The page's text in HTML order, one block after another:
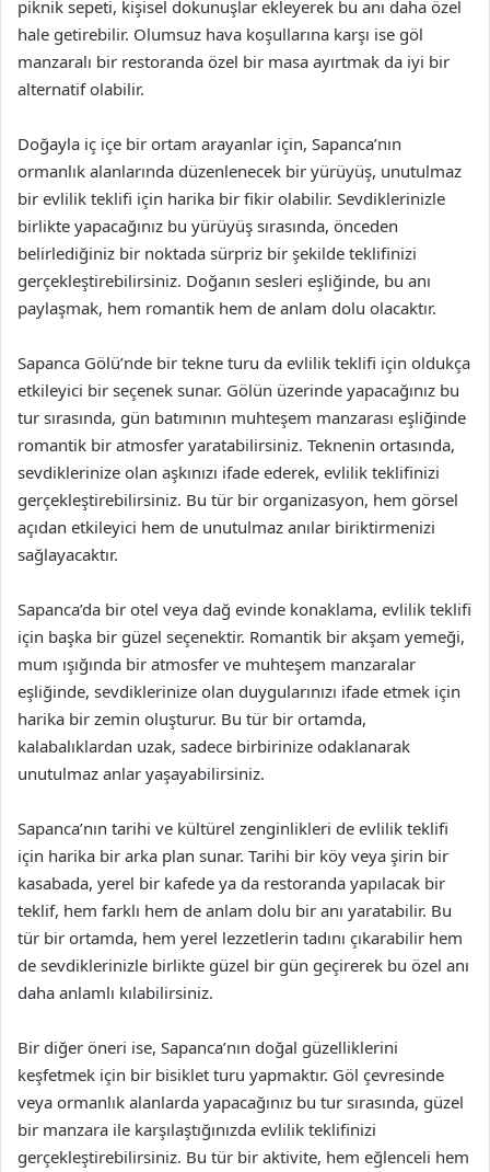
piknik sepeti, kişisel dokunuşlar ekleyerek bu anı daha özel
hale getirebilir. Olumsuz hava koşullarına karşı ise göl
manzaralı bir restoranda özel bir masa ayırtmak da iyi bir
alternatif olabilir.
Doğayla iç içe bir ortam arayanlar için, Sapanca’nın
ormanlık alanlarında düzenlenecek bir yürüyüş, unutulmaz
bir evlilik teklifi için harika bir fikir olabilir. Sevdiklerinizle
birlikte yapacağınız bu yürüyüş sırasında, önceden
belirlediğiniz bir noktada sürpriz bir şekilde teklifinizi
gerçekleştirebilirsiniz. Doğanın sesleri eşliğinde, bu anı
paylaşmak, hem romantik hem de anlam dolu olacaktır.
Sapanca Gölü’nde bir tekne turu da evlilik teklifi için oldukça
etkileyici bir seçenek sunar. Gölün üzerinde yapacağınız bu
tur sırasında, gün batımının muhteşem manzarası eşliğinde
romantik bir atmosfer yaratabilirsiniz. Teknenin ortasında,
sevdiklerinize olan aşkınızı ifade ederek, evlilik teklifinizi
gerçekleştirebilirsiniz. Bu tür bir organizasyon, hem görsel
açıdan etkileyici hem de unutulmaz anılar biriktirmenizi
sağlayacaktır.
Sapanca’da bir otel veya dağ evinde konaklama, evlilik teklifi
için başka bir güzel seçenektir. Romantik bir akşam yemeği,
mum ışığında bir atmosfer ve muhteşem manzaralar
eşliğinde, sevdiklerinize olan duygularınızı ifade etmek için
harika bir zemin oluşturur. Bu tür bir ortamda,
kalabalıklardan uzak, sadece birbirinize odaklanarak
unutulmaz anlar yaşayabilirsiniz.
Sapanca’nın tarihi ve kültürel zenginlikleri de evlilik teklifi
için harika bir arka plan sunar. Tarihi bir köy veya şirin bir
kasabada, yerel bir kafede ya da restoranda yapılacak bir
teklif, hem farklı hem de anlam dolu bir anı yaratabilir. Bu
tür bir ortamda, hem yerel lezzetlerin tadını çıkarabilir hem
de sevdiklerinizle birlikte güzel bir gün geçirerek bu özel anı
daha anlamlı kılabilirsiniz.
Bir diğer öneri ise, Sapanca’nın doğal güzelliklerini
keşfetmek için bir bisiklet turu yapmaktır. Göl çevresinde
veya ormanlık alanlarda yapacağınız bu tur sırasında, güzel
bir manzara ile karşılaştığınızda evlilik teklifinizi
gerçekleştirebilirsiniz. Bu tür bir aktivite, hem eğlenceli hem